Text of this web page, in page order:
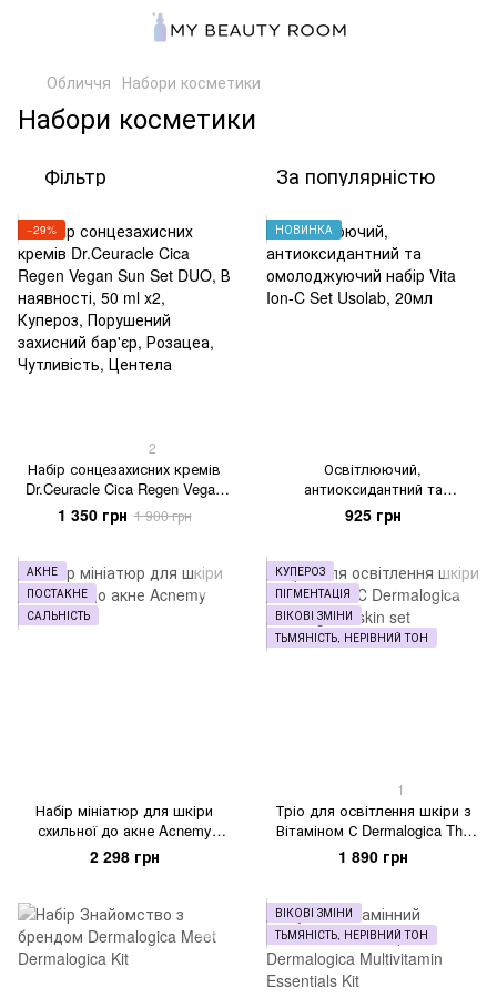
Обличчя Набори косметики
Набори косметики
Фільтр За популярністю
−29%
2
Набір сонцезахисних кремів
Dr.Ceuracle Cica Regen Vegan
Sun Set DUO
1 350 грн 1 900 грн
НОВИНКА
Освітлюючий,
антиоксидантний та
омолоджуючий набір Vita Ion-
C Set Usolab, 20мл
925 грн
АКНЕ
ПОСТАКНЕ
САЛЬНІСТЬ
Набір мініатюр для шкіри
схильної до акне Acnemy
Zitminis
2 298 грн
КУПЕРОЗ
ПІГМЕНТАЦІЯ
ВІКОВІ ЗМІНИ
ТЬМЯНІСТЬ, НЕРІВНИЙ ТОН
1
Тріо для освітлення шкіри з
Вітаміном С Dermalogica The
brighter skin set
1 890 грн
ВІКОВІ ЗМІНИ
ТЬМЯНІСТЬ, НЕРІВНИЙ ТОН